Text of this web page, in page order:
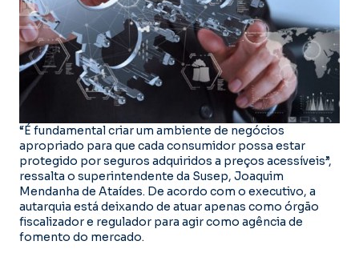
“É fundamental criar um ambiente de negócios
apropriado para que cada consumidor possa estar
protegido por seguros adquiridos a preços acessíveis”,
ressalta o superintendente da Susep, Joaquim
Mendanha de Ataídes. De acordo com o executivo, a
autarquia está deixando de atuar apenas como órgão
fiscalizador e regulador para agir como agência de
fomento do mercado.